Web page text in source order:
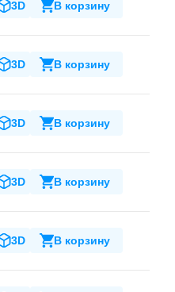
3D В корзину
3D В корзину
3D В корзину
3D В корзину
3D В корзину